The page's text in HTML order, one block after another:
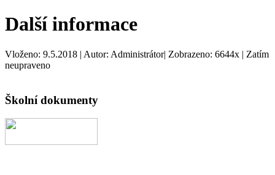
Další informace
Vloženo: 9.5.2018 | Autor: Administrátor| Zobrazeno: 6644x | Zatím
neupraveno
Školní dokumenty